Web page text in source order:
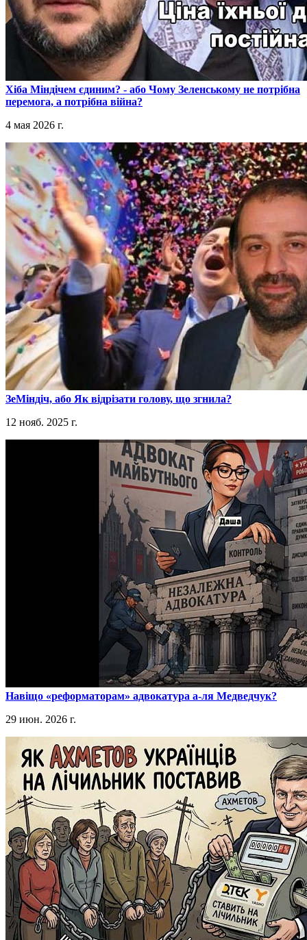
​Хіба Міндічем єдиним? - або Чому Зеленському не потрібна
перемога, а потрібна війна?
4 мая 2026 г.
​ЗеМіндіч, або Як відрізати голову, що згнила?
12 нояб. 2025 г.
​Навіщо «реформаторам» адвокатура а-ля Медведчук?
29 июн. 2026 г.